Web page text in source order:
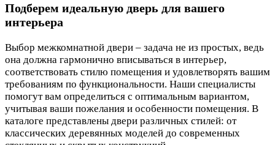
Подберем идеальную дверь для вашего
интерьера
Выбор межкомнатной двери – задача не из простых, ведь
она должна гармонично вписываться в интерьер,
соответствовать стилю помещения и удовлетворять вашим
требованиям по функциональности. Наши специалисты
помогут вам определиться с оптимальным вариантом,
учитывая ваши пожелания и особенности помещения. В
каталоге представлены двери различных стилей: от
классических деревянных моделей до современных